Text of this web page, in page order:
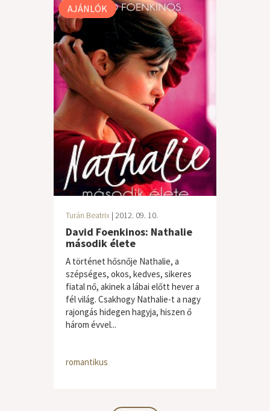
AJÁNLÓK
Turán Beatrix | 2012. 09. 10.
David Foenkinos: Nathalie
második élete
A történet hősnője Nathalie, a
szépséges, okos, kedves, sikeres
fiatal nő, akinek a lábai előtt hever a
fél világ. Csakhogy Nathalie-t a nagy
rajongás hidegen hagyja, hiszen ő
három évvel...
romantikus